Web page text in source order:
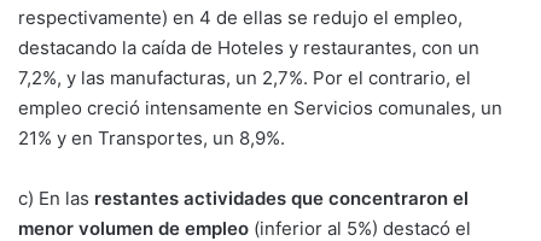
respectivamente) en 4 de ellas se redujo el empleo,
destacando la caída de Hoteles y restaurantes, con un
7,2%, y las manufacturas, un 2,7%. Por el contrario, el
empleo creció intensamente en Servicios comunales, un
21% y en Transportes, un 8,9%.
c) En las restantes actividades que concentraron el
menor volumen de empleo (inferior al 5%) destacó el